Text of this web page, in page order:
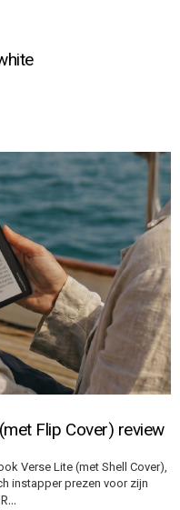
Flip Cover) review
Verse Lite (met Shell Cover),
instapper prezen voor zijn